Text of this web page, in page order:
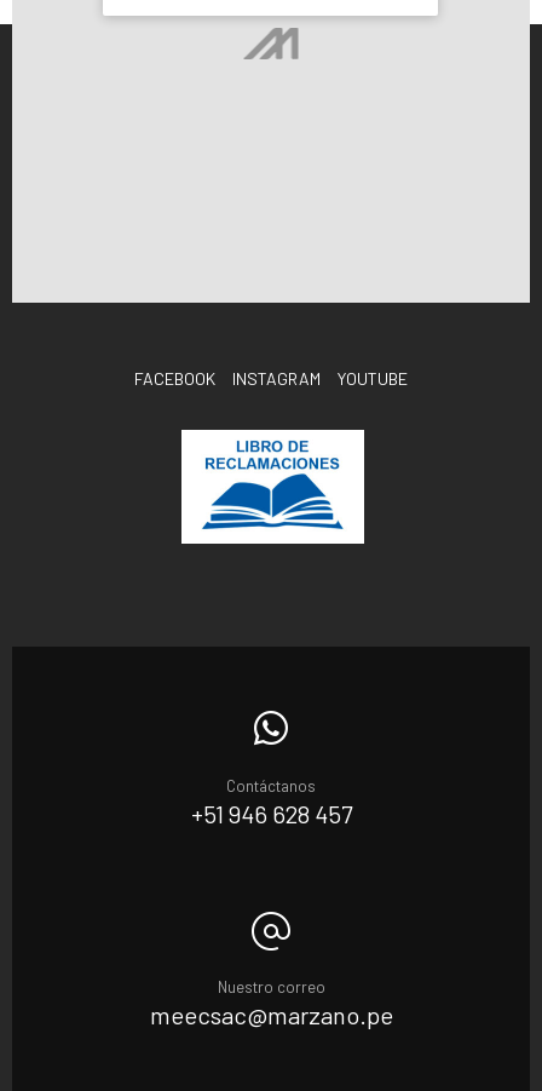
FACEBOOK INSTAGRAM YOUTUBE
Contáctanos
+51 946 628 457
Nuestro correo
meecsac@marzano.pe